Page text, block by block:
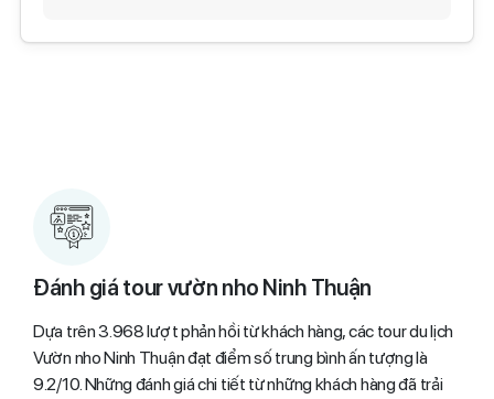
Đánh giá tour vườn nho Ninh Thuận
Dựa trên 3.968 lượt phản hồi từ khách hàng, các tour du lịch
Vườn nho Ninh Thuận đạt điểm số trung bình ấn tượng là
9.2/10. Những đánh giá chi tiết từ những khách hàng đã trải